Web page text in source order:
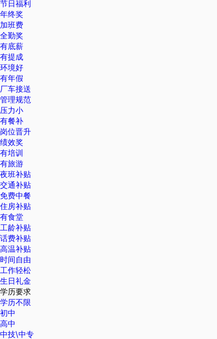
节日福利
年终奖
加班费
全勤奖
有底薪
有提成
环境好
有年假
厂车接送
管理规范
压力小
有餐补
岗位晋升
绩效奖
有培训
有旅游
夜班补贴
交通补贴
免费中餐
住房补贴
有食堂
工龄补贴
话费补贴
高温补贴
时间自由
工作轻松
生日礼金
学历要求
学历不限
初中
高中
中技\中专